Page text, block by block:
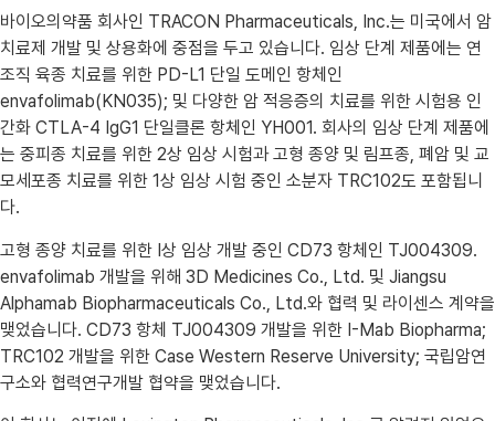
바이오의약품 회사인 TRACON Pharmaceuticals, Inc.는 미국에서 암
치료제 개발 및 상용화에 중점을 두고 있습니다. 임상 단계 제품에는 연
조직 육종 치료를 위한 PD-L1 단일 도메인 항체인
envafolimab(KN035); 및 다양한 암 적응증의 치료를 위한 시험용 인
간화 CTLA-4 IgG1 단일클론 항체인 YH001. 회사의 임상 단계 제품에
는 중피종 치료를 위한 2상 임상 시험과 고형 종양 및 림프종, 폐암 및 교
모세포종 치료를 위한 1상 임상 시험 중인 소분자 TRC102도 포함됩니
다.
고형 종양 치료를 위한 I상 임상 개발 중인 CD73 항체인 TJ004309.
envafolimab 개발을 위해 3D Medicines Co., Ltd. 및 Jiangsu
Alphamab Biopharmaceuticals Co., Ltd.와 협력 및 라이센스 계약을
맺었습니다. CD73 항체 TJ004309 개발을 위한 I-Mab Biopharma;
TRC102 개발을 위한 Case Western Reserve University; 국립암연
구소와 협력연구개발 협약을 맺었습니다.